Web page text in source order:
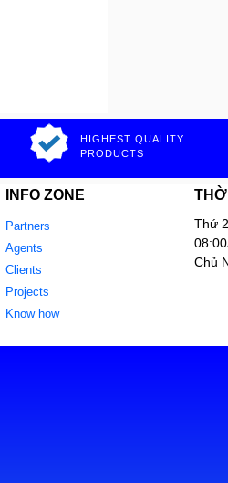
HIGHEST QUALITY
PRODUCTS
INFO ZONE
Partners
Agents
Clients
Projects
Know how
Thứ
Chủ